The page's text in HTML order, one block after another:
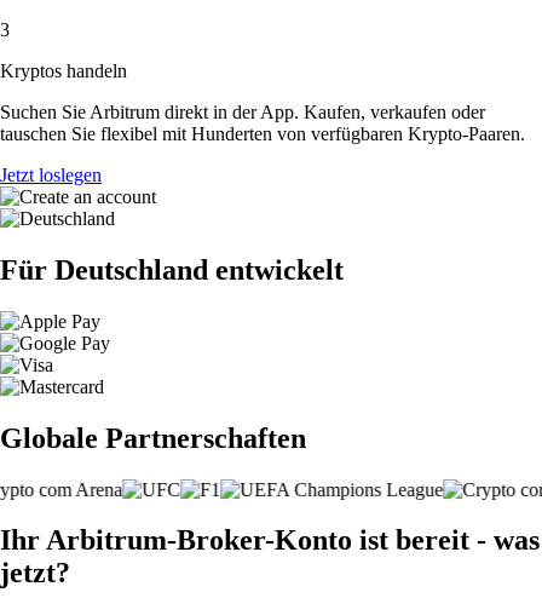
3
Kryptos handeln
Suchen Sie Arbitrum direkt in der App. Kaufen, verkaufen oder
tauschen Sie flexibel mit Hunderten von verfügbaren Krypto-Paaren.
Jetzt loslegen
Für Deutschland entwickelt
Globale Partnerschaften
Ihr Arbitrum-Broker-Konto ist bereit - was
jetzt?